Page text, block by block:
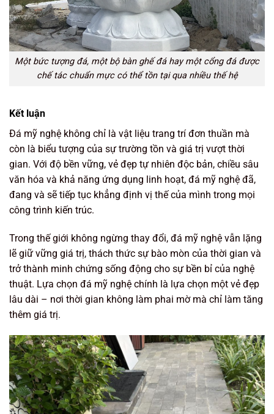
Một bức tượng đá, một bộ bàn ghế đá hay một cổng đá được
chế tác chuẩn mực có thể tồn tại qua nhiều thế hệ
Kết luận
Đá mỹ nghệ không chỉ là vật liệu trang trí đơn thuần mà
còn là biểu tượng của sự trường tồn và giá trị vượt thời
gian. Với độ bền vững, vẻ đẹp tự nhiên độc bản, chiều sâu
văn hóa và khả năng ứng dụng linh hoạt, đá mỹ nghệ đã,
đang và sẽ tiếp tục khẳng định vị thế của mình trong mọi
công trình kiến trúc.
Trong thế giới không ngừng thay đổi, đá mỹ nghệ vẫn lặng
lẽ giữ vững giá trị, thách thức sự bào mòn của thời gian và
trở thành minh chứng sống động cho sự bền bỉ của nghệ
thuật. Lựa chọn đá mỹ nghệ chính là lựa chọn một vẻ đẹp
lâu dài – nơi thời gian không làm phai mờ mà chỉ làm tăng
thêm giá trị.